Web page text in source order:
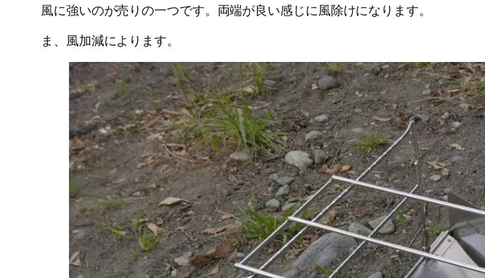
風に強いのが売りの一つです。両端が良い感じに風除けになります。
ま、風加減によります。